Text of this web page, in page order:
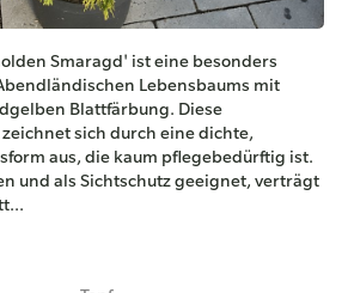
Smaragd' ist eine besonders
Lebensbaums mit
Blattfärbung. Diese
sich durch eine dichte,
aus, die kaum pflegebedürftig ist.
und als Sichtschutz geeignet, verträgt